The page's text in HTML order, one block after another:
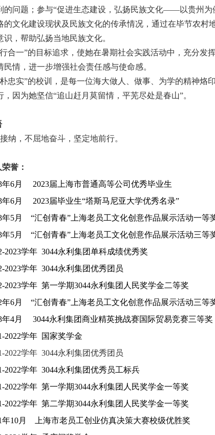
的问题；参与“促进生态建设，弘扬民族文化——以贵州
的文化建设现状及民族文化的传承情况，通过在毕节农
识，帮助弘扬当地民族文化。
合一”的目标追求，使她在暑期社会实践活动中，充分
民情，进一步增强社会责任感与使命感。
忠实”的校训，是每一位海大做人、做事、为学的精神烙
，因为她坚信“追山赶月莫留情，平芜尽处是春山”。
纳，不屈地奋斗，坚定地前行。
誉：
年6月 2023届上海市普通高等公司优秀毕业生
年6月 2023届毕业生“塔斯马尼亚大学优秀名录”
年5月
“汇创青春”上海老员工文化创意作品展示活动一等
年5月
“汇创青春”上海老员工文化创意作品展示活动三等
2023学年 3044永利集团单科成绩优秀奖
2023学年 3044永利集团优秀团员
2023学年 第一学期3044永利集团人民奖学金二等奖
年6月 “汇创青春”上海老员工文化创意作品展示活动三等
年4月
3044永利集团商业精英挑战赛国际贸易竞赛三等奖
2022学年 国家奖学金
2022学年 3044永利集团优秀团员
2022学年 3044永利集团优秀员工标兵
2022学年 第一学期3044永利集团人民奖学金一等奖
2022学年 第二学期3044永利集团人民奖学金一等奖
年10月 上海市老员工创业仿真决策大赛校级优胜奖